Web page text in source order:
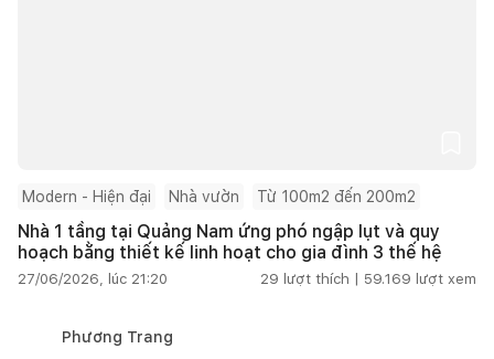
Modern - Hiện đại Nhà vườn Từ 100m2 đến 200m2
Nhà 1 tầng tại Quảng Nam ứng phó ngập lụt và quy
hoạch bằng thiết kế linh hoạt cho gia đình 3 thế hệ
27/06/2026, lúc 21:20 29 lượt thích | 59.169 lượt xem
Phương Trang